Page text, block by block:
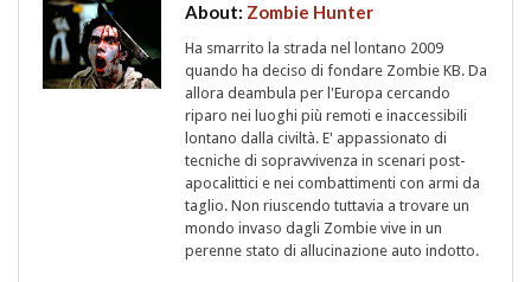
About: Zombie Hunter
Ha smarrito la strada nel lontano 2009
quando ha deciso di fondare Zombie KB. Da
allora deambula per l'Europa cercando
riparo nei luoghi più remoti e inaccessibili
lontano dalla civiltà. E' appassionato di
tecniche di sopravvivenza in scenari post-
apocalittici e nei combattimenti con armi da
taglio. Non riuscendo tuttavia a trovare un
mondo invaso dagli Zombie vive in un
perenne stato di allucinazione auto indotto.